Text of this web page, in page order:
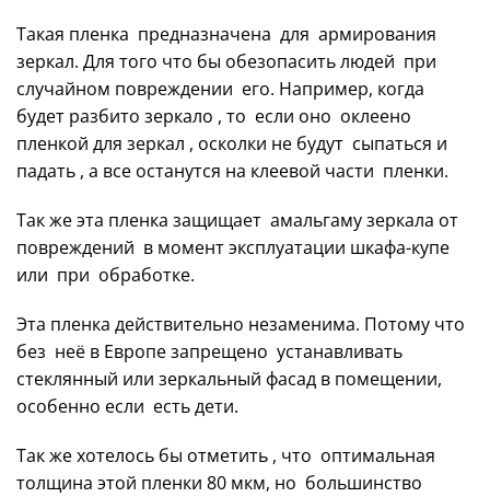
Такая пленка предназначена для армирования
зеркал. Для того что бы обезопасить людей при
случайном повреждении его. Например, когда
будет разбито зеркало , то если оно оклеено
пленкой для зеркал , осколки не будут сыпаться и
падать , а все останутся на клеевой части пленки.
Так же эта пленка защищает амальгаму зеркала от
повреждений в момент эксплуатации шкафа-купе
или при обработке.
Эта пленка действительно незаменима. Потому что
без неё в Европе запрещено устанавливать
стеклянный или зеркальный фасад в помещении,
особенно если есть дети.
Так же хотелось бы отметить , что оптимальная
толщина этой пленки 80 мкм, но большинство